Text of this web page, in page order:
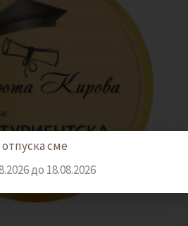
отпуска сме
до 18.08.2026